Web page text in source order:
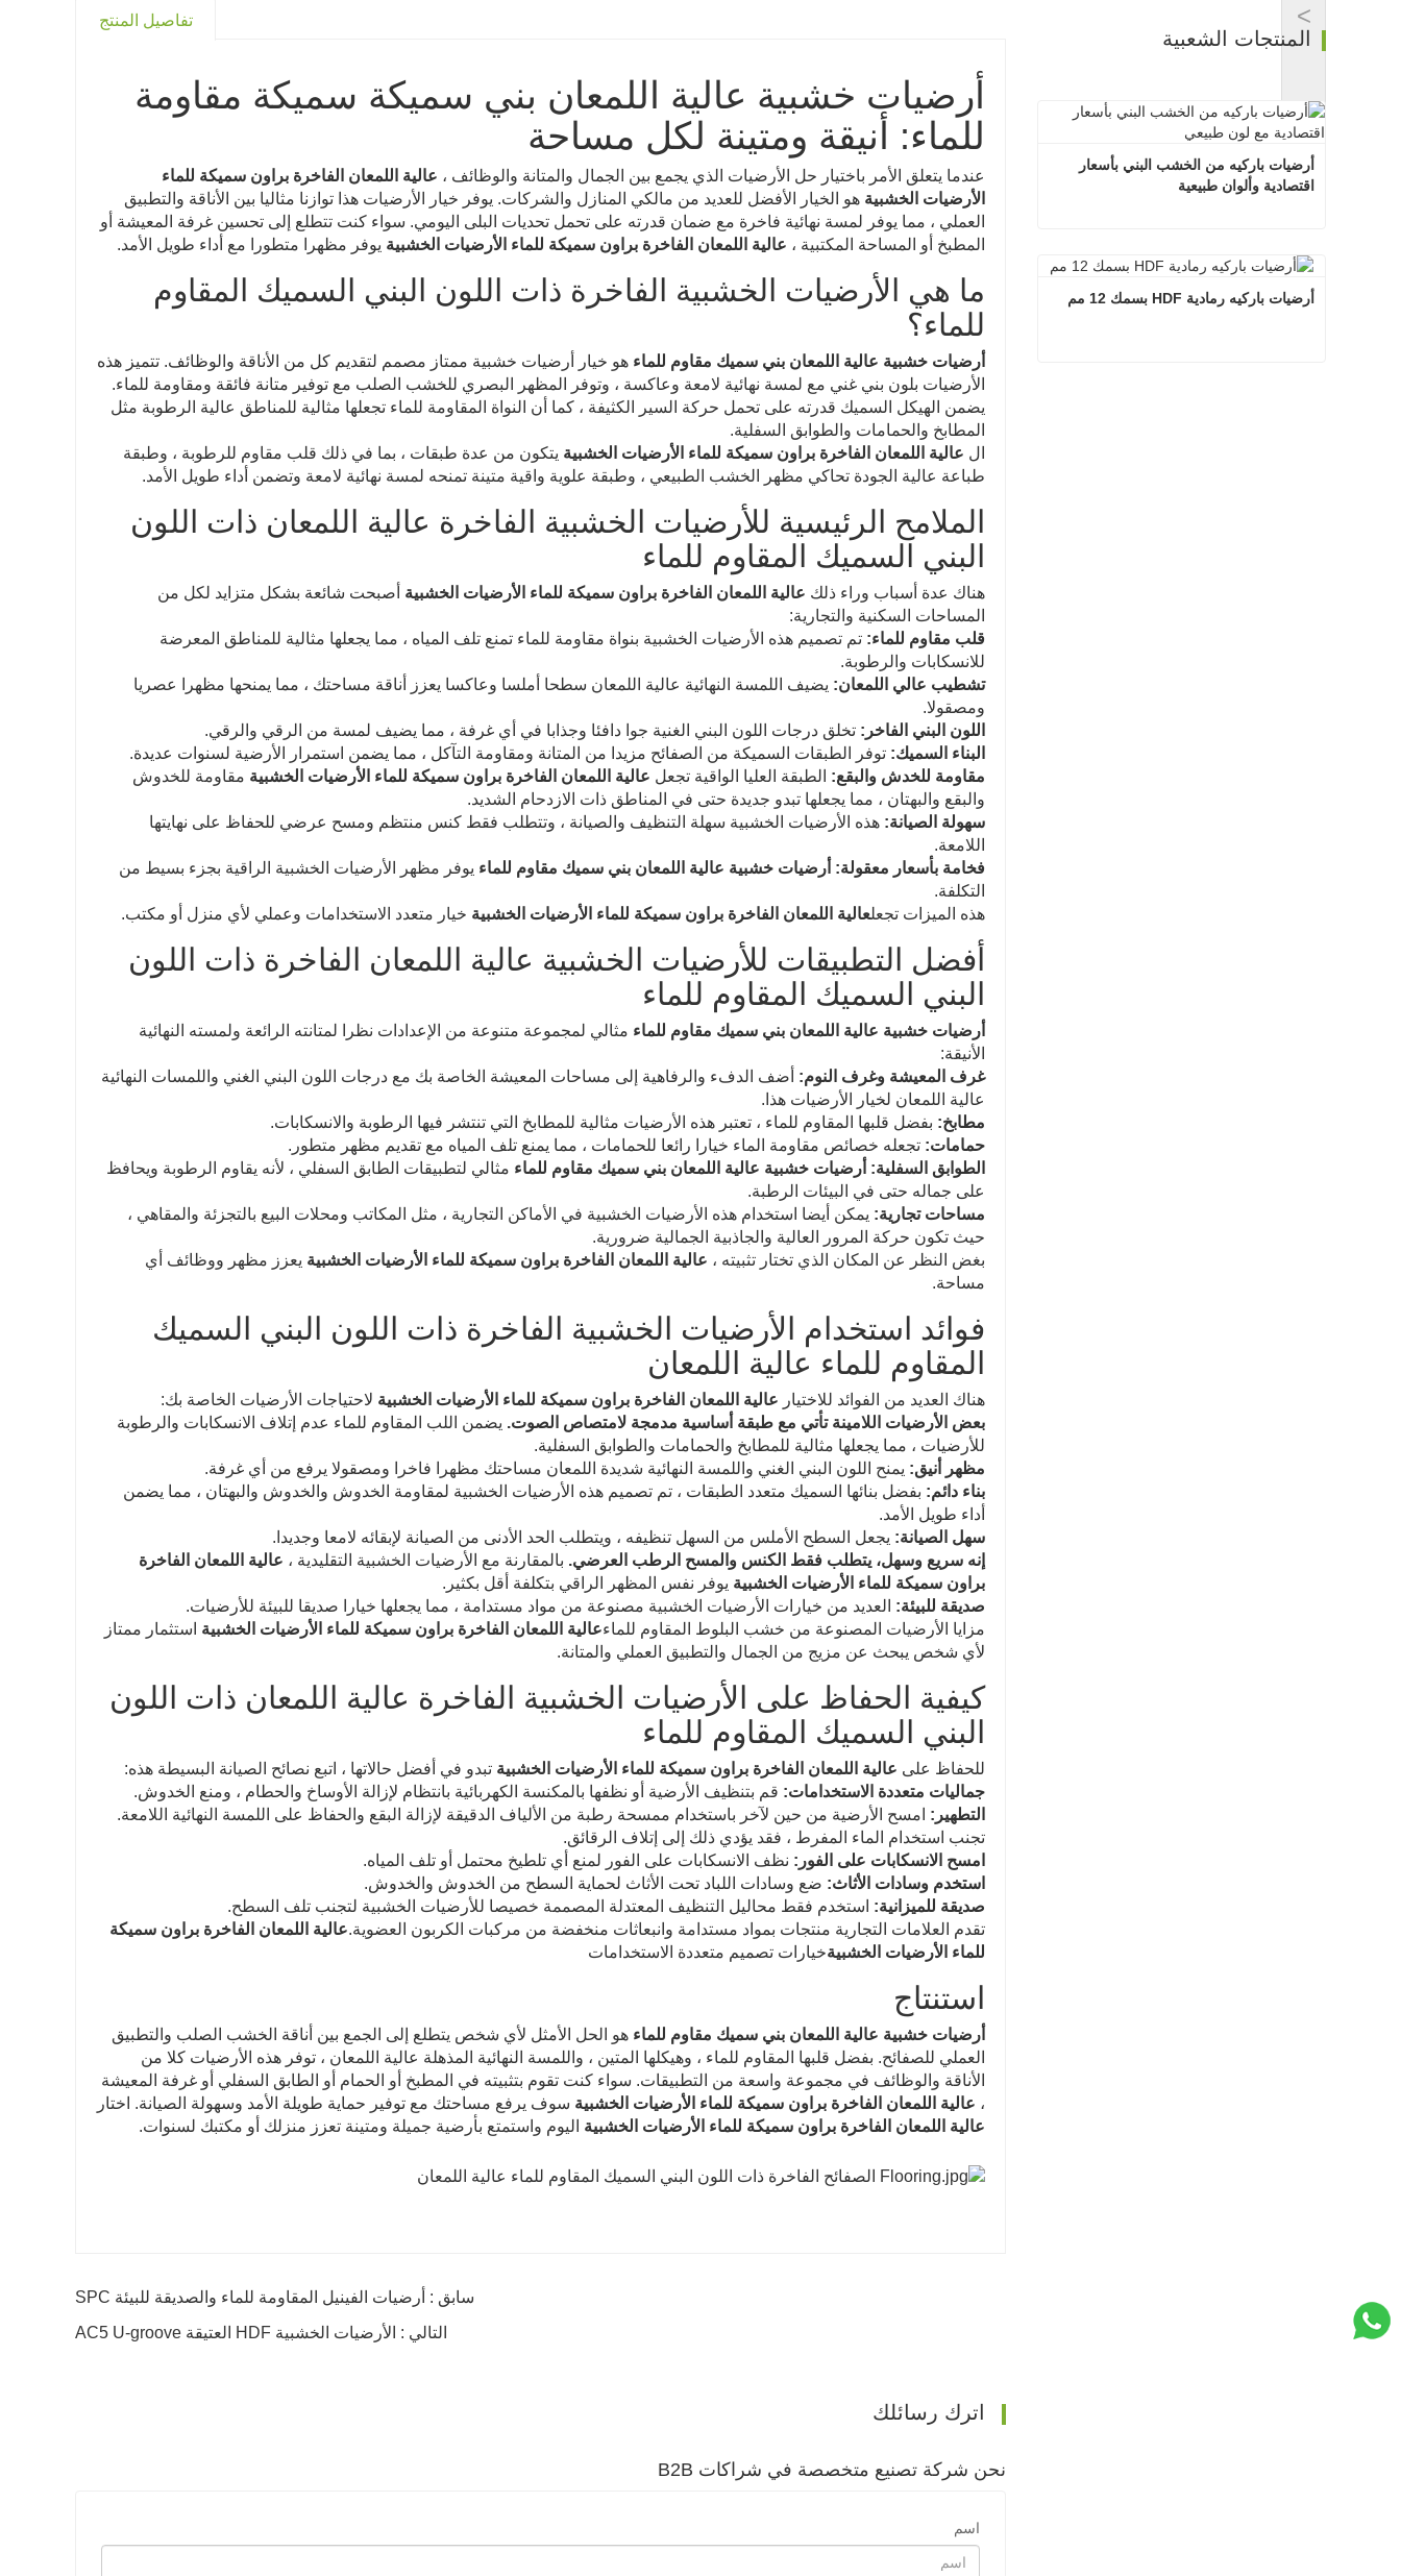
< > تفاصيل المنتج
أرضيات خشبية عالية اللمعان بني سميكة سميكة مقاومة
للماء: أنيقة ومتينة لكل مساحة
عندما يتعلق الأمر باختيار حل الأرضيات الذي يجمع بين الجمال والمتانة والوظائف ، عالية اللمعان الفاخرة براون سميكة للماء
الأرضيات الخشبية هو الخيار الأفضل للعديد من مالكي المنازل والشركات. يوفر خيار الأرضيات هذا توازنا مثاليا بين الأناقة والتطبيق
العملي ، مما يوفر لمسة نهائية فاخرة مع ضمان قدرته على تحمل تحديات البلى اليومي. سواء كنت تتطلع إلى تحسين غرفة المعيشة أو
المطبخ أو المساحة المكتبية ، عالية اللمعان الفاخرة براون سميكة للماء الأرضيات الخشبية يوفر مظهرا متطورا مع أداء طويل الأمد.
ما هي الأرضيات الخشبية الفاخرة ذات اللون البني السميك المقاوم
للماء؟
أرضيات خشبية عالية اللمعان بني سميك مقاوم للماء هو خيار أرضيات خشبية ممتاز مصمم لتقديم كل من الأناقة والوظائف. تتميز هذه
الأرضيات بلون بني غني مع لمسة نهائية لامعة وعاكسة ، وتوفر المظهر البصري للخشب الصلب مع توفير متانة فائقة ومقاومة للماء.
يضمن الهيكل السميك قدرته على تحمل حركة السير الكثيفة ، كما أن النواة المقاومة للماء تجعلها مثالية للمناطق عالية الرطوبة مثل
المطابخ والحمامات والطوابق السفلية.
ال عالية اللمعان الفاخرة براون سميكة للماء الأرضيات الخشبية يتكون من عدة طبقات ، بما في ذلك قلب مقاوم للرطوبة ، وطبقة
طباعة عالية الجودة تحاكي مظهر الخشب الطبيعي ، وطبقة علوية واقية متينة تمنحه لمسة نهائية لامعة وتضمن أداء طويل الأمد.
الملامح الرئيسية للأرضيات الخشبية الفاخرة عالية اللمعان ذات اللون
البني السميك المقاوم للماء
هناك عدة أسباب وراء ذلك عالية اللمعان الفاخرة براون سميكة للماء الأرضيات الخشبية أصبحت شائعة بشكل متزايد لكل من
المساحات السكنية والتجارية:
قلب مقاوم للماء: تم تصميم هذه الأرضيات الخشبية بنواة مقاومة للماء تمنع تلف المياه ، مما يجعلها مثالية للمناطق المعرضة
للانسكابات والرطوبة.
تشطيب عالي اللمعان: يضيف اللمسة النهائية عالية اللمعان سطحا أملسا وعاكسا يعزز أناقة مساحتك ، مما يمنحها مظهرا عصريا
ومصقولا.
اللون البني الفاخر: تخلق درجات اللون البني الغنية جوا دافئا وجذابا في أي غرفة ، مما يضيف لمسة من الرقي والرقي.
البناء السميك: توفر الطبقات السميكة من الصفائح مزيدا من المتانة ومقاومة التآكل ، مما يضمن استمرار الأرضية لسنوات عديدة.
مقاومة للخدش والبقع: الطبقة العليا الواقية تجعل عالية اللمعان الفاخرة براون سميكة للماء الأرضيات الخشبية مقاومة للخدوش
والبقع والبهتان ، مما يجعلها تبدو جديدة حتى في المناطق ذات الازدحام الشديد.
سهولة الصيانة: هذه الأرضيات الخشبية سهلة التنظيف والصيانة ، وتتطلب فقط كنس منتظم ومسح عرضي للحفاظ على نهايتها
اللامعة.
فخامة بأسعار معقولة: أرضيات خشبية عالية اللمعان بني سميك مقاوم للماء يوفر مظهر الأرضيات الخشبية الراقية بجزء بسيط من
التكلفة.
هذه الميزات تجعلعالية اللمعان الفاخرة براون سميكة للماء الأرضيات الخشبية خيار متعدد الاستخدامات وعملي لأي منزل أو مكتب.
أفضل التطبيقات للأرضيات الخشبية عالية اللمعان الفاخرة ذات اللون
البني السميك المقاوم للماء
أرضيات خشبية عالية اللمعان بني سميك مقاوم للماء مثالي لمجموعة متنوعة من الإعدادات نظرا لمتانته الرائعة ولمسته النهائية
الأنيقة:
غرف المعيشة وغرف النوم: أضف الدفء والرفاهية إلى مساحات المعيشة الخاصة بك مع درجات اللون البني الغني واللمسات النهائية
عالية اللمعان لخيار الأرضيات هذا.
مطابخ: بفضل قلبها المقاوم للماء ، تعتبر هذه الأرضيات مثالية للمطابخ التي تنتشر فيها الرطوبة والانسكابات.
حمامات: تجعله خصائص مقاومة الماء خيارا رائعا للحمامات ، مما يمنع تلف المياه مع تقديم مظهر متطور.
الطوابق السفلية: أرضيات خشبية عالية اللمعان بني سميك مقاوم للماء مثالي لتطبيقات الطابق السفلي ، لأنه يقاوم الرطوبة ويحافظ
على جماله حتى في البيئات الرطبة.
مساحات تجارية: يمكن أيضا استخدام هذه الأرضيات الخشبية في الأماكن التجارية ، مثل المكاتب ومحلات البيع بالتجزئة والمقاهي ،
حيث تكون حركة المرور العالية والجاذبية الجمالية ضرورية.
بغض النظر عن المكان الذي تختار تثبيته ، عالية اللمعان الفاخرة براون سميكة للماء الأرضيات الخشبية يعزز مظهر ووظائف أي
مساحة.
فوائد استخدام الأرضيات الخشبية الفاخرة ذات اللون البني السميك
المقاوم للماء عالية اللمعان
هناك العديد من الفوائد للاختيار عالية اللمعان الفاخرة براون سميكة للماء الأرضيات الخشبية لاحتياجات الأرضيات الخاصة بك:
بعض الأرضيات اللامينة تأتي مع طبقة أساسية مدمجة لامتصاص الصوت. يضمن اللب المقاوم للماء عدم إتلاف الانسكابات والرطوبة
للأرضيات ، مما يجعلها مثالية للمطابخ والحمامات والطوابق السفلية.
مظهر أنيق: يمنح اللون البني الغني واللمسة النهائية شديدة اللمعان مساحتك مظهرا فاخرا ومصقولا يرفع من أي غرفة.
بناء دائم: بفضل بنائها السميك متعدد الطبقات ، تم تصميم هذه الأرضيات الخشبية لمقاومة الخدوش والخدوش والبهتان ، مما يضمن
أداء طويل الأمد.
سهل الصيانة: يجعل السطح الأملس من السهل تنظيفه ، ويتطلب الحد الأدنى من الصيانة لإبقائه لامعا وجديدا.
إنه سريع وسهل، يتطلب فقط الكنس والمسح الرطب العرضي. بالمقارنة مع الأرضيات الخشبية التقليدية ، عالية اللمعان الفاخرة
براون سميكة للماء الأرضيات الخشبية يوفر نفس المظهر الراقي بتكلفة أقل بكثير.
صديقة للبيئة: العديد من خيارات الأرضيات الخشبية مصنوعة من مواد مستدامة ، مما يجعلها خيارا صديقا للبيئة للأرضيات.
مزايا الأرضيات المصنوعة من خشب البلوط المقاوم للماءعالية اللمعان الفاخرة براون سميكة للماء الأرضيات الخشبية استثمار ممتاز
لأي شخص يبحث عن مزيج من الجمال والتطبيق العملي والمتانة.
كيفية الحفاظ على الأرضيات الخشبية الفاخرة عالية اللمعان ذات اللون
البني السميك المقاوم للماء
للحفاظ على عالية اللمعان الفاخرة براون سميكة للماء الأرضيات الخشبية تبدو في أفضل حالاتها ، اتبع نصائح الصيانة البسيطة هذه:
جماليات متعددة الاستخدامات: قم بتنظيف الأرضية أو نظفها بالمكنسة الكهربائية بانتظام لإزالة الأوساخ والحطام ، ومنع الخدوش.
التطهير: امسح الأرضية من حين لآخر باستخدام ممسحة رطبة من الألياف الدقيقة لإزالة البقع والحفاظ على اللمسة النهائية اللامعة.
تجنب استخدام الماء المفرط ، فقد يؤدي ذلك إلى إتلاف الرقائق.
امسح الانسكابات على الفور: نظف الانسكابات على الفور لمنع أي تلطيخ محتمل أو تلف المياه.
استخدم وسادات الأثاث: ضع وسادات اللباد تحت الأثاث لحماية السطح من الخدوش والخدوش.
صديقة للميزانية: استخدم فقط محاليل التنظيف المعتدلة المصممة خصيصا للأرضيات الخشبية لتجنب تلف السطح.
تقدم العلامات التجارية منتجات بمواد مستدامة وانبعاثات منخفضة من مركبات الكربون العضوية.عالية اللمعان الفاخرة براون سميكة
للماء الأرضيات الخشبيةخيارات تصميم متعددة الاستخدامات
استنتاج
أرضيات خشبية عالية اللمعان بني سميك مقاوم للماء هو الحل الأمثل لأي شخص يتطلع إلى الجمع بين أناقة الخشب الصلب والتطبيق
العملي للصفائح. بفضل قلبها المقاوم للماء ، وهيكلها المتين ، واللمسة النهائية المذهلة عالية اللمعان ، توفر هذه الأرضيات كلا من
الأناقة والوظائف في مجموعة واسعة من التطبيقات. سواء كنت تقوم بتثبيته في المطبخ أو الحمام أو الطابق السفلي أو غرفة المعيشة
، عالية اللمعان الفاخرة براون سميكة للماء الأرضيات الخشبية سوف يرفع مساحتك مع توفير حماية طويلة الأمد وسهولة الصيانة. اختار
عالية اللمعان الفاخرة براون سميكة للماء الأرضيات الخشبية اليوم واستمتع بأرضية جميلة ومتينة تعزز منزلك أو مكتبك لسنوات.
سابق : أرضيات الفينيل المقاومة للماء والصديقة للبيئة SPC
التالي : الأرضيات الخشبية HDF العتيقة AC5 U-groove
اترك رسائلك
نحن شركة تصنيع متخصصة في شراكات B2B
اسم
المنتجات الشعبية
اقتصادية وألوان طبيعية
اتصل الآن
أرضيات باركيه رمادية HDF بسمك 12 مم